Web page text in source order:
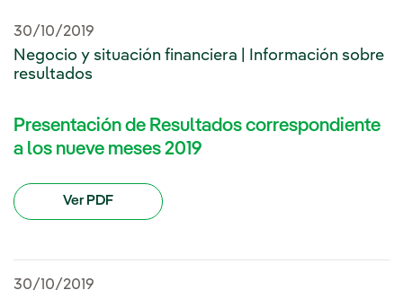
30/10/2019
Negocio y situación financiera | Información sobre
resultados
Presentación de Resultados correspondiente
a los nueve meses 2019
Ver PDF
30/10/2019